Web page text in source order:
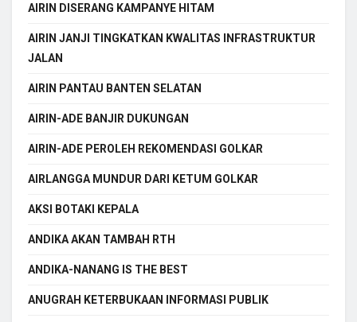
AIRIN DISERANG KAMPANYE HITAM
AIRIN JANJI TINGKATKAN KWALITAS INFRASTRUKTUR
JALAN
AIRIN PANTAU BANTEN SELATAN
AIRIN-ADE BANJIR DUKUNGAN
AIRIN-ADE PEROLEH REKOMENDASI GOLKAR
AIRLANGGA MUNDUR DARI KETUM GOLKAR
AKSI BOTAKI KEPALA
ANDIKA AKAN TAMBAH RTH
ANDIKA-NANANG IS THE BEST
ANUGRAH KETERBUKAAN INFORMASI PUBLIK